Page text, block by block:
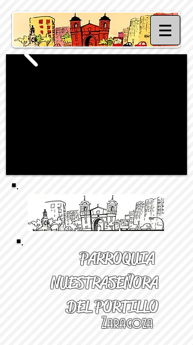
PARROQUIA
NUESTRASEÑORA
DEL PORTILLO
Zaragoza